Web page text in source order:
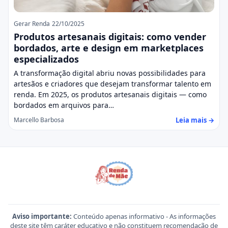
Gerar Renda 22/10/2025
Produtos artesanais digitais: como vender
bordados, arte e design em marketplaces
especializados
A transformação digital abriu novas possibilidades para
artesãos e criadores que desejam transformar talento em
renda. Em 2025, os produtos artesanais digitais — como
bordados em arquivos para…
Marcello Barbosa Leia mais →
Aviso importante: Conteúdo apenas informativo - As informações
deste site têm caráter educativo e não constituem recomendação de